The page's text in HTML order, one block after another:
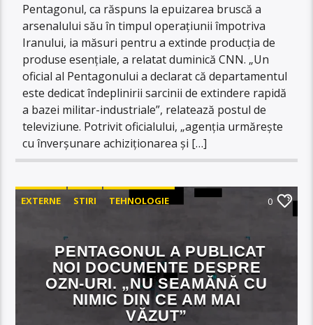
Pentagonul, ca răspuns la epuizarea bruscă a
arsenalului său în timpul operațiunii împotriva
Iranului, ia măsuri pentru a extinde producția de
produse esențiale, a relatat duminică CNN. „Un
oficial al Pentagonului a declarat că departamentul
este dedicat îndeplinirii sarcinii de extindere rapidă
a bazei militar-industriale”, relatează postul de
televiziune. Potrivit oficialului, „agenția urmărește
cu înverșunare achiziționarea și […]
EXTERNE STIRI TEHNOLOGIE 0
PENTAGONUL A PUBLICAT
NOI DOCUMENTE DESPRE
OZN-URI. „NU SEAMĂNĂ CU
NIMIC DIN CE AM MAI
VĂZUT”